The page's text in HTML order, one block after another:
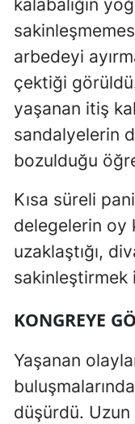
kalabalığın
arbedeyi
çektiği
yaşanan itiş
sandalyelerin
bozulduğu
Kısa süreli
delegelerin oy
uzaklaştığı,
sakinleştirmek
KONGREYE
Yaşanan
düşürdü. Uzun